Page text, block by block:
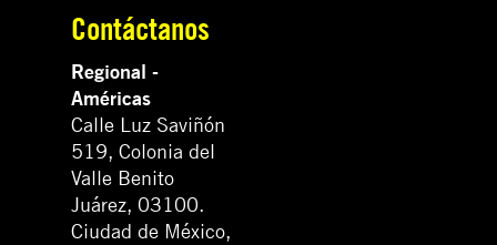
Contáctanos
Regional -
Américas
Calle Luz Saviñón
519, Colonia del
Valle Benito
Juárez, 03100.
Ciudad de México,